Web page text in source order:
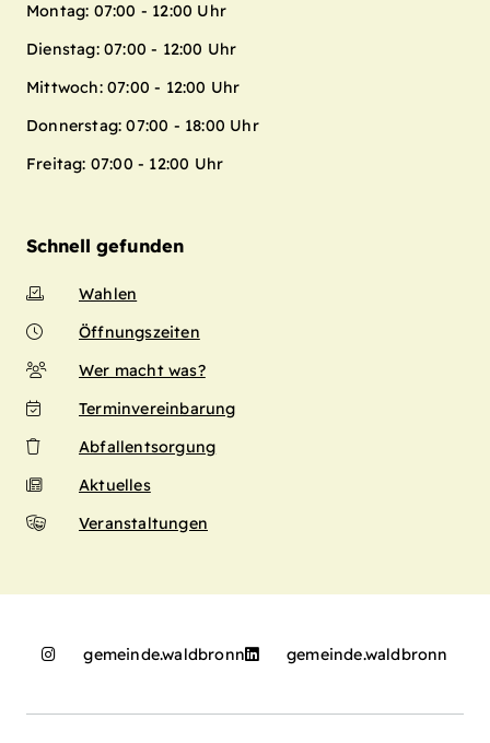
Montag: 07:00 - 12:00 Uhr
Dienstag: 07:00 - 12:00 Uhr
Mittwoch: 07:00 - 12:00 Uhr
Donnerstag: 07:00 - 18:00 Uhr
Freitag: 07:00 - 12:00 Uhr
Schnell gefunden
Wahlen
Öffnungszeiten
Wer macht was?
Terminvereinbarung
Abfallentsorgung
Aktuelles
Veranstaltungen
gemeinde.waldbronn gemeinde.waldbronn